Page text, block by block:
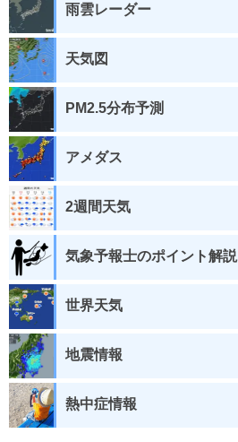
雨雲レーダー
天気図
PM2.5分布予測
アメダス
2週間天気
気象予報士のポイント解説
世界天気
地震情報
熱中症情報